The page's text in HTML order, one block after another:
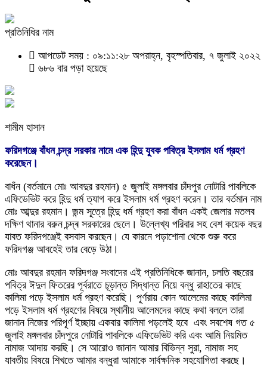
প্রতিনিধির নাম
আপডেট সময় : ০৯:১১:২৮ অপরাহ্ন, বৃহস্পতিবার, ৭ জুলাই ২০২২
৬৮৬ বার পড়া হয়েছে
শামীম হাসান
ফরিদগঞ্জে বাঁধন চন্দ্র সরকার নামে এক হিন্দু যুবক পবিত্র ইসলাম ধর্ম গ্রহণ
করেছেন।
বাধঁন (বর্তমানে মোঃ আবদুর রহমান) ৫ জুলাই মঙ্গলবার চাঁদপুর নোটারি পাবলিকে
এফিডেভিট করে হিন্দু ধর্ম ত্যাগ করে ইসলাম ধর্ম গ্রহণ করেন। তার বর্তমান নাম
মোঃ আব্দুর রহমান। জন্ম সূত্রে হিন্দু ধর্ম গ্রহণ করা বাঁধন একই জেলার মতলব
দক্ষিণ থানার বরুন চন্দ্ৰ সরকারের ছেলে। উল্লেখ্য পরিবার সহ বেশ কয়েক বছর
যাবত ফরিদগঞ্জেই বসবাস করছেন। যে কারনে পড়াশোনা থেকে শুরু করে
ফরিদগঞ্জ আবহেই তার বেড়ে উঠা।
মোঃ আবদুর রহমান ফরিদগঞ্জ সংবাদের এই প্রতিনিধিকে জানান, চলতি বছরের
পবিত্র ঈদুল ফিতরের পূর্বরাতে চূড়ান্ত সিদ্ধান্ত নিয়ে বন্ধু রাহাতের কাছে
কালিমা পড়ে ইসলাম ধর্ম গ্রহণ করেছি। পূর্ণরায় কোন আলেমের কাছে কালিমা
পড়ে ইসলাম ধর্ম গ্রহণের বিষয়ে স্থানীয় আলেমদের কাছে কথা বললে তারা
জানান নিজের পরিপূর্ণ ইচ্ছায় একবার কালিমা পড়লেই হবে এবং সবশেষ গত ৫
জুলাই মঙ্গলবার চাঁদপুরে নোটারি পাবলিকে এফিডেভিট করি এবং আমি নিয়মিত
নামাজ আদায় করছি। সে আরোও জানান আমার বিভিন্ন সুরা, নামাজ সহ
যাবতীয় বিষয়ে শিখতে আমার বন্ধুরা আমাকে সার্বক্ষনিক সহযোগিতা করছে।